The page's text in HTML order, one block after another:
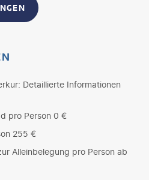
Detaillierte Informationen
pro Person 0 €
255 €
Alleinbelegung pro Person ab